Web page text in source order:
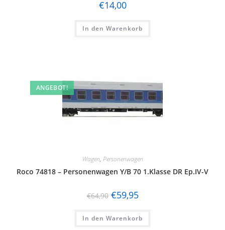
€14,00
In den Warenkorb
ANGEBOT!
Wagen, Personenwagen
Roco 74818 – Personenwagen Y/B 70 1.Klasse DR Ep.IV-V
€64,90 €59,95
In den Warenkorb